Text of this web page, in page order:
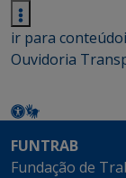
ir para conteúdo
Ouvidoria
FUNTRAB
Fundação de